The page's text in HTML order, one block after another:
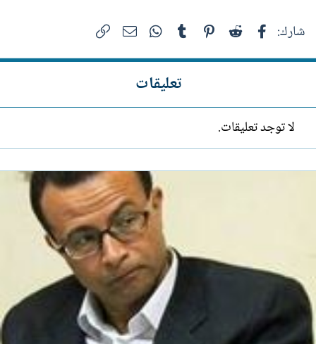
شارك: فيسبوك Reddit
Pinterest
Tumblr
WhatsAppالبريد الإلكتروني
تعليقات
لا توجد تعليقات.